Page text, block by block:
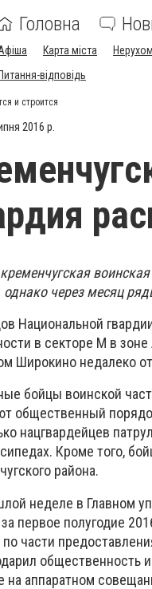
Головна
Карта міста
Питання-відповідь
и строится
2016 р.
однако через месяц
Национальной
в секторе М в
Широкино недалеко
бойцы воинской
общественный
нацгвардейцев
Кроме того,
района.
неделе в Главном
первое полугодие
части
общественность
на аппаратном